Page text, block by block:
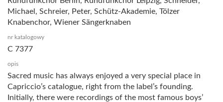
Michael, Schreier, Peter, Schütz-Akademie, Tölzer
Knabenchor, Wiener Sängerknaben
nr katalogowy
C 7377
opis
Sacred music has always enjoyed a very special place in
Capriccio’s catalogue, right from the label’s founding.
Initially, there were recordings of the most famous boys’